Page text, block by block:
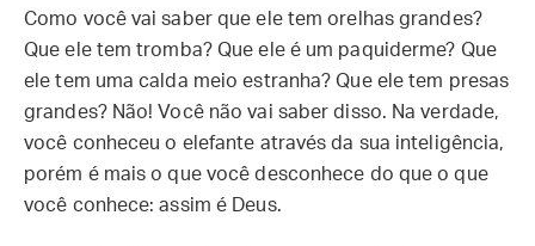
Como você vai saber que ele tem orelhas grandes?
Que ele tem tromba? Que ele é um paquiderme? Que
ele tem uma calda meio estranha? Que ele tem presas
grandes? Não! Você não vai saber disso. Na verdade,
você conheceu o elefante através da sua inteligência,
porém é mais o que você desconhece do que o que
você conhece: assim é Deus.